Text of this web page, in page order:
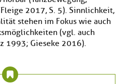
2017, S. 5). Sinnlichkeit,
stehen im Fokus wie auch
(vgl. auch
1993; Gieseke 2016).